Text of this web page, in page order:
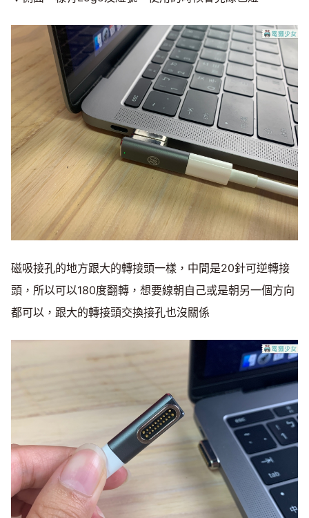
磁吸接孔的地方跟大的轉接頭一樣，中間是20針可逆轉接
頭，所以可以180度翻轉，想要線朝自己或是朝另一個方向
都可以，跟大的轉接頭交換接孔也沒關係